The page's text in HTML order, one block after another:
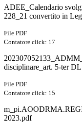
ADEE_Calendario
228_21 convertito in
File PDF
Contatore click: 17
disciplinare_art. 5-ter
File PDF
Contatore click: 15
2023.pdf